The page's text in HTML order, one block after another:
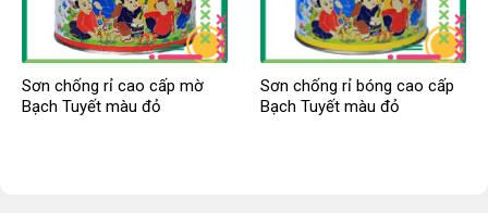
Sơn chống rỉ cao cấp mờ
Bạch Tuyết màu đỏ
Sơn chống rỉ bóng cao cấp
Bạch Tuyết màu đỏ